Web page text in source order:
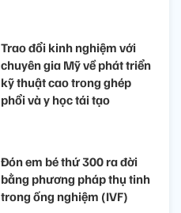
Trao đổi kinh nghiệm với
chuyên gia Mỹ về phát triển
kỹ thuật cao trong ghép
phổi và y học tái tạo
Đón em bé thứ 300 ra đời
bằng phương pháp thụ tinh
trong ống nghiệm (IVF)